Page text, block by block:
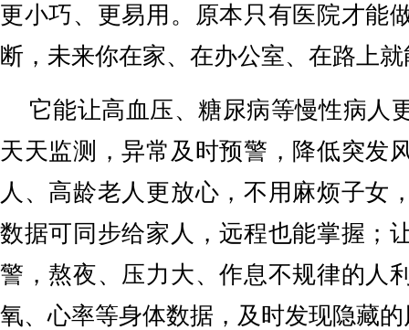
更小巧、更易用。原本只有医院才能
断，未来你在家、在办公室、在路上
它能让高血压、糖尿病等慢性病人
天天监测，异常及时预警，降低突发
人、高龄老人更放心，不用麻烦子女
数据可同步给家人，远程也能掌握；
警，熬夜、压力大、作息不规律的人
氧、心率等身体数据，及时发现隐藏